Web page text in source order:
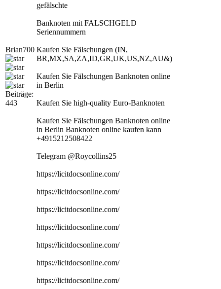
Brian700
Beiträge:
443
gefälschte
Banknoten mit FALSCHGELD
Seriennummern
Kaufen Sie Fälschungen (IN,
BR,MX,SA,ZA,ID,GR,UK,US,NZ,AU&)
Kaufen Sie Fälschungen Banknoten online
in Berlin
Kaufen Sie high-quality Euro-Banknoten
Kaufen Sie Fälschungen Banknoten online
in Berlin Banknoten online kaufen kann
+4915212508422
Telegram @Roycollins25
https://licitdocsonline.com/
https://licitdocsonline.com/
https://licitdocsonline.com/
https://licitdocsonline.com/
https://licitdocsonline.com/
https://licitdocsonline.com/
https://licitdocsonline.com/